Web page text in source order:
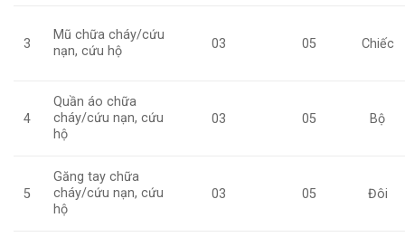
3
Mũ chữa cháy/cứu
nạn, cứu hộ
03 05 Chiếc
4
Quần áo chữa
cháy/cứu nạn, cứu
hộ
03 05 Bộ
5
Găng tay chữa
cháy/cứu nạn, cứu
hộ
03 05 Đôi